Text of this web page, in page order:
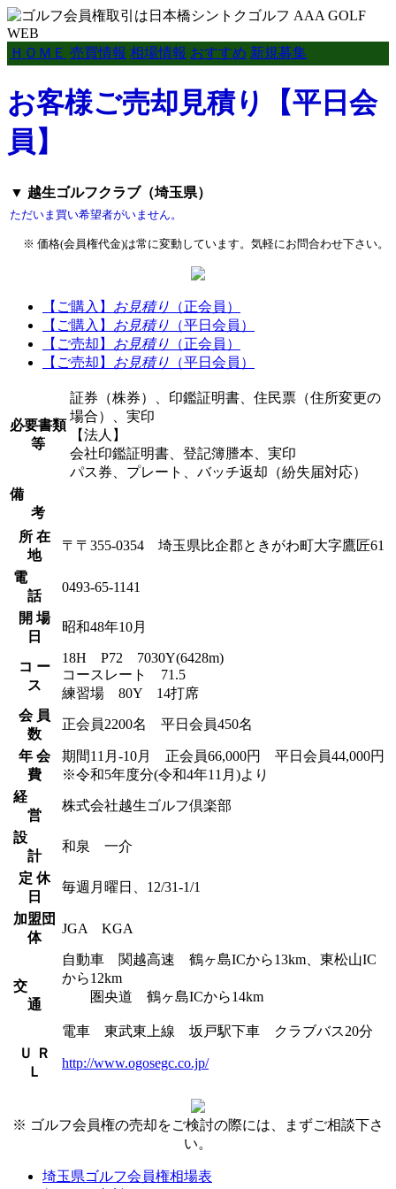
ＨＯＭＥ 売買情報 相場情報 おすすめ 新規募集
お客様ご売却見積り【平日会
員】
▼ 越生ゴルフクラブ（埼玉県）
ただいま買い希望者がいません。
※ 価格(会員権代金)は常に変動しています。気軽にお問合わせ下さい。
【ご購入】 お見積り （正会員）
【ご購入】
お見積り （平日会員）
【ご売却】
お見積り （正会員）
【ご売却】
お見積り （平日会員）
必要書類
等
証券（株券）、印鑑証明書、住民票（住所変更の
場合）、実印
【法人】
会社印鑑証明書、登記簿謄本、実印
パス券、プレート、バッチ返却（紛失届対応）
備
考
所 在
地
〒〒355-0354 埼玉県比企郡ときがわ町大字鷹匠61
電
話
0493-65-1141
開 場
日
昭和48年10月
コ ー
ス
18H P72 7030Y(6428m)
コースレート 71.5
練習場 80Y 14打席
会 員
数
正会員2200名 平日会員450名
年 会
費
期間11月-10月 正会員66,000円 平日会員44,000円
※令和5年度分(令和4年11月)より
経
営
株式会社越生ゴルフ倶楽部
設
計
和泉 一介
定 休
日
毎週月曜日、12/31-1/1
加盟団
体
JGA KGA
交
通
自動車 関越高速 鶴ヶ島ICから13km、東松山IC
から12km
圏央道 鶴ヶ島ICから14km
電車 東武東上線 坂戸駅下車 クラブバス20分
Ｕ Ｒ
Ｌ
http://www.ogosegc.co.jp/
※ ゴルフ会員権の売却をご検討の際には、まずご相談下さ
い。
埼玉県ゴルフ会員権相場表